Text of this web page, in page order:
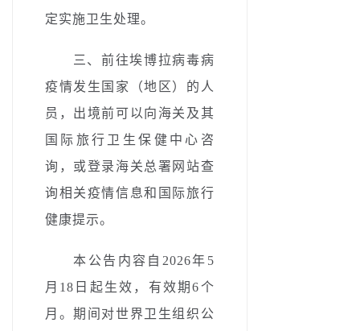
定实施卫生处理。
三、前往埃博拉病毒病
疫情发生国家（地区）的人
员，出境前可以向海关及其
国际旅行卫生保健中心咨
询，或登录海关总署网站查
询相关疫情信息和国际旅行
健康提示。
本公告内容自2026年5
月18日起生效，有效期6个
月。期间对世界卫生组织公